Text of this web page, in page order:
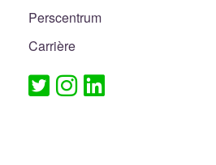
Perscentrum
Carrière